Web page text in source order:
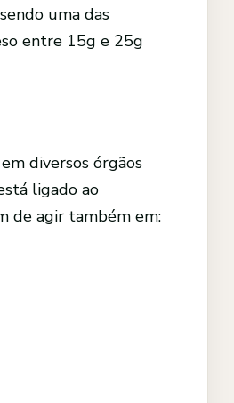
uma das
entre 15g e 25g
diversos órgãos
ligado ao
de agir também em: